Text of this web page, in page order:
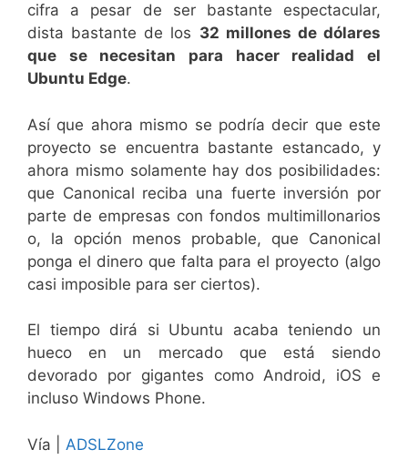
cifra a pesar de ser bastante espectacular,
dista bastante de los 32 millones de dólares
que se necesitan para hacer realidad el
Ubuntu Edge.
Así que ahora mismo se podría decir que este
proyecto se encuentra bastante estancado, y
ahora mismo solamente hay dos posibilidades:
que Canonical reciba una fuerte inversión por
parte de empresas con fondos multimillonarios
o, la opción menos probable, que Canonical
ponga el dinero que falta para el proyecto (algo
casi imposible para ser ciertos).
El tiempo dirá si Ubuntu acaba teniendo un
hueco en un mercado que está siendo
devorado por gigantes como Android, iOS e
incluso Windows Phone.
Vía | ADSLZone